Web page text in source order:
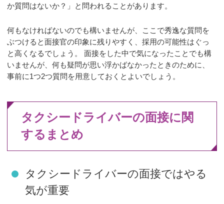
か質問はないか？」と問われることがあります。
何もなければないのでも構いませんが、ここで秀逸な質問を
ぶつけると面接官の印象に残りやすく、採用の可能性はぐっ
と高くなるでしょう。 面接をした中で気になったことでも構
いませんが、何も疑問が思い浮かばなかったときのために、
事前に1つ2つ質問を用意しておくとよいでしょう。
タクシードライバーの面接に関
するまとめ
タクシードライバーの面接ではやる
気が重要